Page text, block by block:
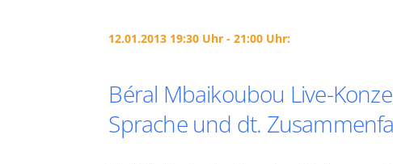
12.01.2013 19:30 Uhr - 21:00 Uhr:
Béral Mbaikoubou Live-
Sprache und dt.